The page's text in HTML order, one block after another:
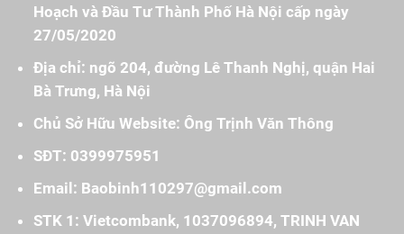
Hoạch và Đầu Tư Thành Phố Hà Nội cấp ngày
27/05/2020
Địa chỉ: ngõ 204, đường Lê Thanh Nghị, quận Hai
Bà Trưng, Hà Nội
Chủ Sở Hữu Website: Ông Trịnh Văn Thông
SĐT: 0399975951
Email: Baobinh110297@gmail.com
STK 1: Vietcombank, 1037096894, TRINH VAN